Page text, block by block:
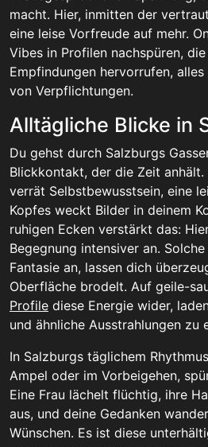
macht. Hier, inmitten der
eine leise Vorfreude auf mehr.
Vibes in Profilen nachspüren,
Empfindungen hervorrufen,
von Verpflichtungen.
Alltägliche Blicke in
Du gehst durch Salzburgs
Blickkontakt, der die Zeit anhält.
verrät Selbstbewusstsein, eine
Kopfes weckt Bilder in deinem
ruhigen Ecken verstärkt das:
Begegnung intensiver an.
Fantasie an, lassen dich
Oberfläche brodelt. Auf geile-
Profile diese Energie wider,
und ähnliche Ausstrahlungen zu
In Salzburgs täglichem
Ampel oder im Vorbeigehen,
Eine Frau lächelt flüchtig, ihre
aus, und deine Gedanken
Wünschen. Es ist diese